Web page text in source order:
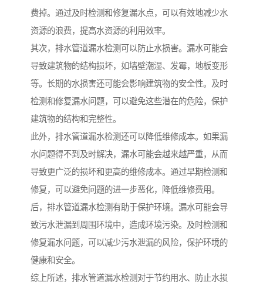
费掉。通过及时检测和修复漏水点，可以有效地减少水
资源的浪费，提高水资源的利用效率。
其次，排水管道漏水检测可以防止水损害。漏水可能会
导致建筑物的结构损坏，如墙壁潮湿、发霉，地板变形
等。长期的水损害还可能会影响建筑物的安全性。及时
检测和修复漏水问题，可以避免这些潜在的危险，保护
建筑物的结构和完整性。
此外，排水管道漏水检测还可以降低维修成本。如果漏
水问题得不到及时解决，漏水可能会越来越严重，从而
导致更广泛的损坏和更高的维修成本。通过早期检测和
修复，可以避免问题的进一步恶化，降低维修费用。
后，排水管道漏水检测有助于保护环境。漏水可能会导
致污水泄漏到周围环境中，造成环境污染。及时检测和
修复漏水问题，可以减少污水泄漏的风险，保护环境的
健康和安全。
综上所述，排水管道漏水检测对于节约用水、防止水损